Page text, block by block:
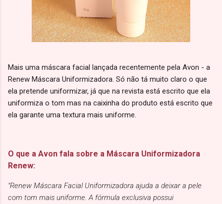
Mais uma máscara facial lançada recentemente pela Avon - a
Renew Máscara Uniformizadora. Só não tá muito claro o que
ela pretende uniformizar, já que na revista está escrito que ela
uniformiza o tom mas na caixinha do produto está escrito que
ela garante uma textura mais uniforme.
O que a Avon fala sobre a Máscara Uniformizadora
Renew:
"Renew Máscara Facial Uniformizadora ajuda a deixar a pele
com tom mais uniforme. A fórmula exclusiva possui